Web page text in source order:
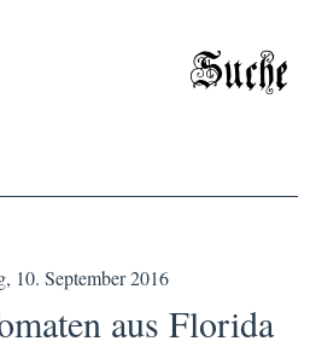
Suche
10. September 2016
aus Florida